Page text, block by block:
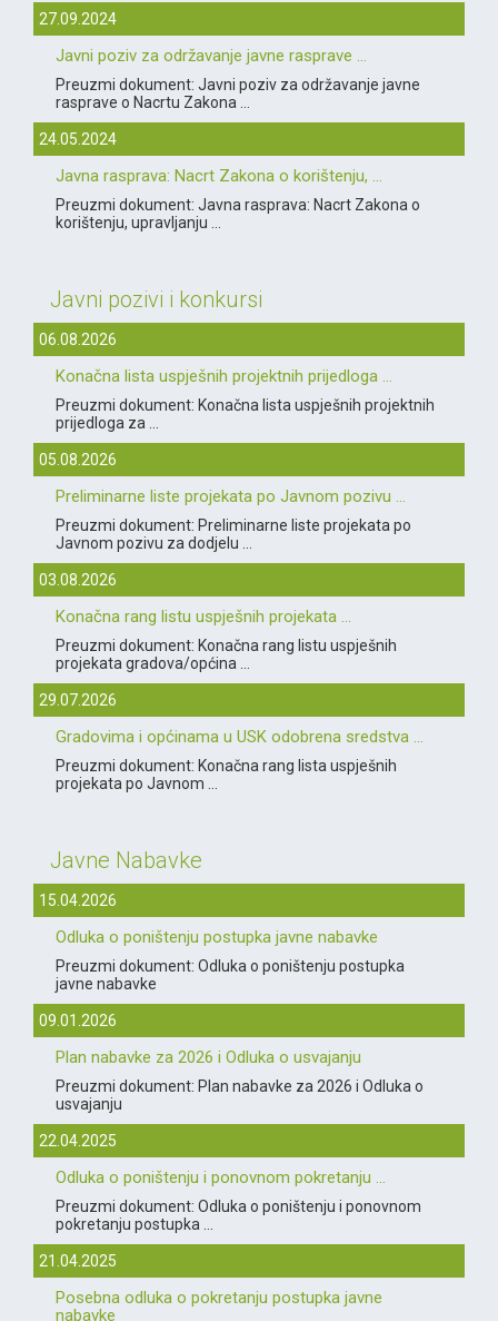
27.09.2024
Javni poziv za održavanje javne rasprave ...
Preuzmi dokument: Javni poziv za održavanje javne
rasprave o Nacrtu Zakona ...
24.05.2024
Javna rasprava: Nacrt Zakona o korištenju, ...
Preuzmi dokument: Javna rasprava: Nacrt Zakona o
korištenju, upravljanju ...
Javni pozivi i konkursi
06.08.2026
Konačna lista uspješnih projektnih prijedloga ...
Preuzmi dokument: Konačna lista uspješnih projektnih
prijedloga za ...
05.08.2026
Preliminarne liste projekata po Javnom pozivu ...
Preuzmi dokument: Preliminarne liste projekata po
Javnom pozivu za dodjelu ...
03.08.2026
Konačna rang listu uspješnih projekata ...
Preuzmi dokument: Konačna rang listu uspješnih
projekata gradova/općina ...
29.07.2026
Gradovima i općinama u USK odobrena sredstva ...
Preuzmi dokument: Konačna rang lista uspješnih
projekata po Javnom ...
Javne Nabavke
15.04.2026
Odluka o poništenju postupka javne nabavke
Preuzmi dokument: Odluka o poništenju postupka
javne nabavke
09.01.2026
Plan nabavke za 2026 i Odluka o usvajanju
Preuzmi dokument: Plan nabavke za 2026 i Odluka o
usvajanju
22.04.2025
Odluka o poništenju i ponovnom pokretanju ...
Preuzmi dokument: Odluka o poništenju i ponovnom
pokretanju postupka ...
21.04.2025
Posebna odluka o pokretanju postupka javne
nabavke